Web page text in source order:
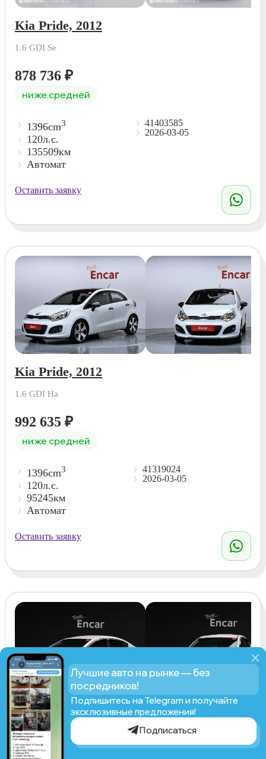
Рассчитать стоимость
Kia Pride, 2012
1.6 GDI Se
878 736 ₽
ниже средней
1396cm3
120л.с.
135509км
Автомат
41403585
2026-03-05
Оставить заявку
Kia Pride, 2012
1.6 GDI Ha
992 635 ₽
ниже средней
1396cm3
120л.с.
95245км
Автомат
41319024
2026-03-05
Оставить заявку
Kia Pride, 2011
1.6 GDI Se
Лучшие авто на рынке — без
посредников!
Подпишитесь на Telegram и получайте
эксклюзивные предложения!
Подписаться